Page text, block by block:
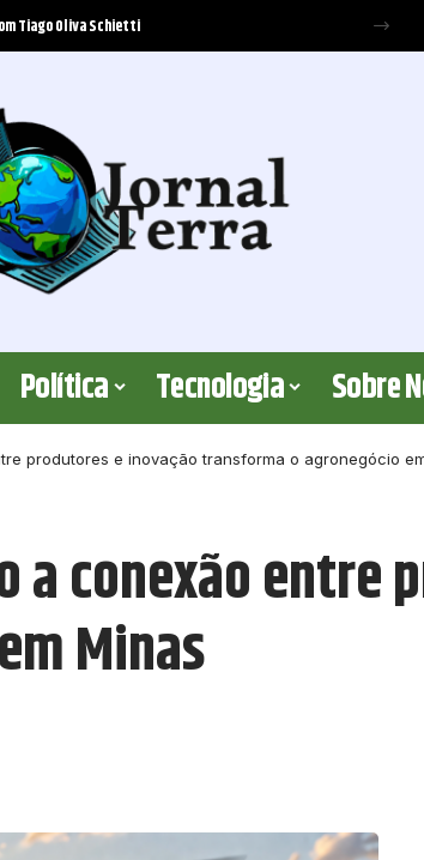
Fernandes analisa os critérios jurídicos envolvidos
Política Tecnologia Sobre
produtores e inovação transforma o agronegócio
a conexão entre
Minas